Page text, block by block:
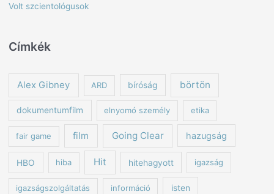
Volt szcientológusok
Címkék
Alex Gibney ARD bíróság börtön
dokumentumfilm elnyomó személy etika
fair game film Going Clear hazugság
HBO hiba Hit hitehagyott igazság
igazságszolgáltatás információ isten